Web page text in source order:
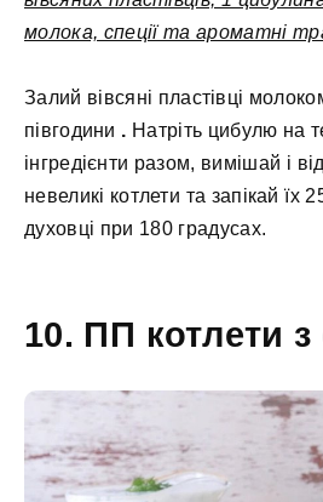
молока, спеції та ароматні
Залий вівсяні пластівці
півгодини . Натріть цибулю на
інгредієнти разом, вимішай і
невеликі котлети та запікай їх
духовці при 180 градусах.
10. ПП котлети